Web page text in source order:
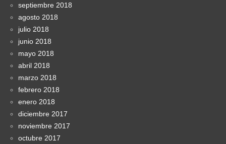
septiembre 2018
agosto 2018
julio 2018
junio 2018
mayo 2018
abril 2018
marzo 2018
febrero 2018
enero 2018
diciembre 2017
noviembre 2017
octubre 2017